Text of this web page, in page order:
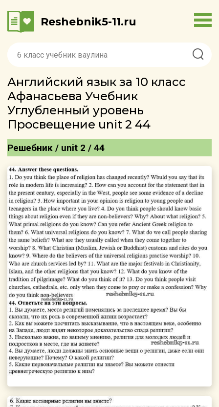
Reshebnik5-11.ru
Английский язык за 10 класс
Афанасьева Учебник
Углубленный уровень
Просвещение unit 2 44
Решебник / unit 2 / 44